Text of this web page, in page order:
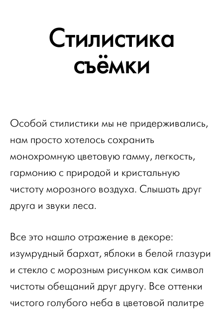
Стилистика
съёмки
Особой стилистики мы не придерживались,
нам просто хотелось сохранить
монохромную цветовую гамму, легкость,
гармонию с природой и кристальную
чистоту морозного воздуха. Слышать друг
друга и звуки леса.
Все это нашло отражение в декоре:
изумрудный бархат, яблоки в белой глазури
и стекло с морозным рисунком как символ
чистоты обещаний друг другу. Все оттенки
чистого голубого неба в цветовой палитре